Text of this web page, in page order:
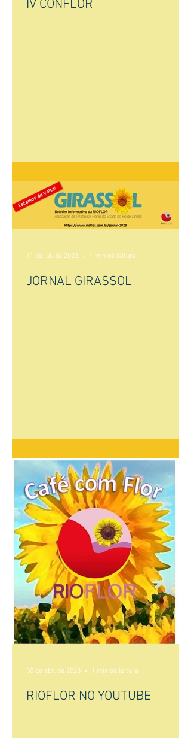
IV CONFLOR
JORNAL GIRASSOL
31 de jul. de 2023 1 min de leitura
RIOFLOR NO YOUTUBE
30 de abr. de 2023 1 min de leitura